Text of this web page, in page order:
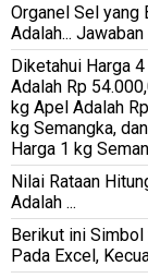
Organel Sel yang
Adalah...
Diketahui Harga
Adalah Rp
kg Apel Adalah
kg Semangka,
Harga 1 kg
Nilai Rataan
Adalah ...
Berikut ini Simbol
Pada Excel,